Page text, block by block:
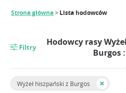
Strona główna Lista hodowców
Filtry
Hodowcy rasy
Burgos
Wyżeł hiszpański z Burgos